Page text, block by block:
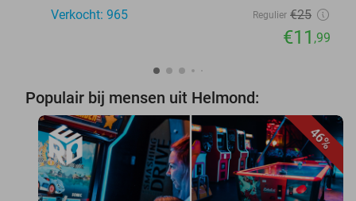
Verkocht: 965 Regulier €25
€11 ,99
Populair bij mensen uit Helmond:
46%